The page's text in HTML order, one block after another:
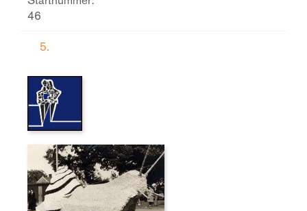
46
5.